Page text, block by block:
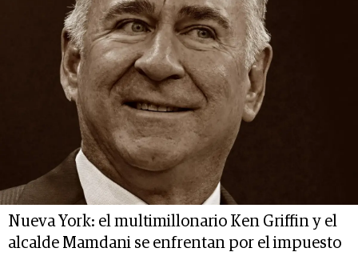
Nueva York: el multimillonario Ken Griffin y el
alcalde Mamdani se enfrentan por el impuesto